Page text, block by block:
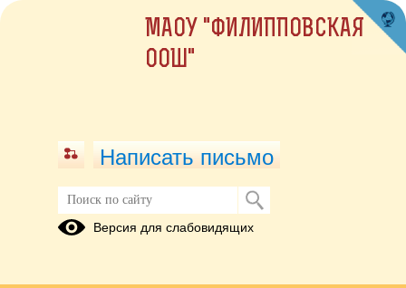
В Госавтоинспекции Кунгура
подвели итоги аварийности за
МАОУ "ФИЛИППОВСКАЯ
ООШ"
Написать письмо
Версия для слабовидящих